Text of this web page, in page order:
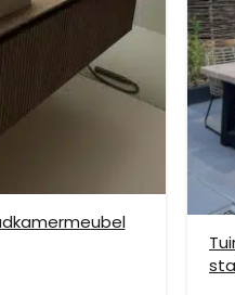
verzendmethode te kiezen.
is niet mogelijk.
op etage rekenen